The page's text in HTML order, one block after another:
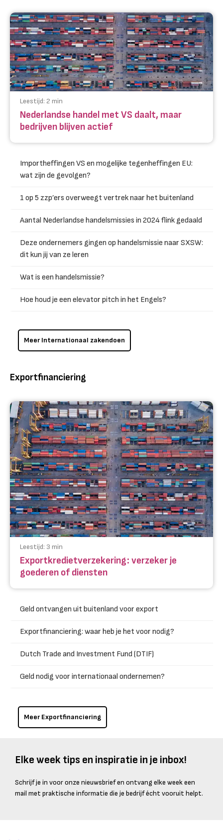
Leestijd: 2 min
Nederlandse handel met VS daalt, maar
bedrijven blijven actief
Importheffingen VS en mogelijke tegenheffingen EU:
wat zijn de gevolgen?
1 op 5 zzp’ers overweegt vertrek naar het buitenland
Aantal Nederlandse handelsmissies in 2024 flink gedaald
Deze ondernemers gingen op handelsmissie naar SXSW:
dit kun jij van ze leren
Wat is een handelsmissie?
Hoe houd je een elevator pitch in het Engels?
Meer Internationaal zakendoen
Exportfinanciering
Leestijd: 3 min
Exportkredietverzekering: verzeker je
goederen of diensten
Geld ontvangen uit buitenland voor export
Exportfinanciering: waar heb je het voor nodig?
Dutch Trade and Investment Fund (DTIF)
Geld nodig voor internationaal ondernemen?
Meer Exportfinanciering
Elke week tips en inspiratie in je inbox!
Schrijf je in voor onze nieuwsbrief en ontvang elke week een
mail met praktische informatie die je bedrijf écht vooruit helpt.